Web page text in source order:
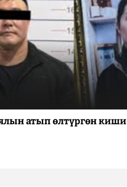
атып өлтүргөн